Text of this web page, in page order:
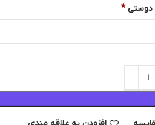
دوستی *